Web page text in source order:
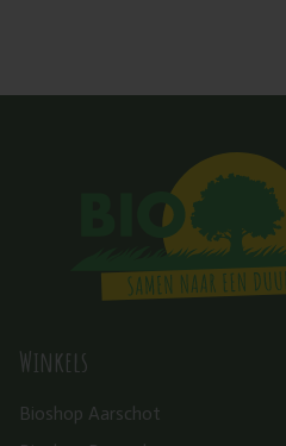
Winkels
Bioshop Aarschot